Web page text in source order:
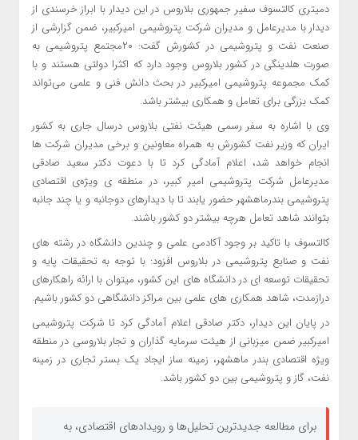
دمیتری کالتسوف سفیر جمهوری بلاروس در این دیدار با ابراز خرسندی از
دیدار با مدیرعامل و مدیران شرکت پتروشیمی امیرکبیر، ضمن گزارشی از
صنعت نفت و پتروشیمی در کشورش گفت: ۲۰مجتمع پتروشیمی به
صورت هلدینگی در کشور بلاروس وجود دارد که اکثرا دولتی هستند و با
کمک مجموعه پتروشیمی امیرکبیر در بحث دانش فنی و علمی می‌تواند
کمک بزرگی برای تعامل و همکاری بیشتر باشد.
وی با اشاره به سفر رسمی هیئت نفتی بلاروس درسال جاری به کشور
ایران که وزیر نفت کشورش به همراه معاونین و برخی مدیران شرکت ها
انجام خواهد شد، اعلام آمادگی کرد تا با دعوت دکتر سعید صادقی
مدیرعامل شرکت پتروشیمی امیر کبیر، در منطقه ی ویژه‌ی اقتصادی
پتروشیمی بندرماهشهر حضور یابند تا با دیدارهای دوجانبه و یا چند جانبه
بتوانند شاهد تعامل هرچه بیشتر دو کشور باشند.
کالتسوف با تاکید بر وجود آکادمی علمی و چندین دانشگاه در رشته های
نفت و صنایع پتروشیمی در بلاروس افزود: با توجه به تحقیقات پایه و
تحقیقات توسعه ای در دانشگاه های این کشور، میتوان با ارائه راهکارهای
درازمدت، شاهد همکاری های علمی بین مراکز دانشگاهی دو کشور باشیم.
در پایان این دیدار، دکتر صادقی اعلام آمادگی کرد تا شرکت پتروشیمی
امیرکبیر ضمن میزبانی از هیئت سرمایه گذاران و تجار بلاروسی در منطقه
ویژه اقتصادی بندر ماهشهر، زمینه ساز ایجاد یک بستر تجاری در زمینه
نفت، گاز و پتروشیمی بین دو کشور باشد.
برای مطالعه جدیدترین تحلیل‌ها و رویدادهای اقتصادی، به